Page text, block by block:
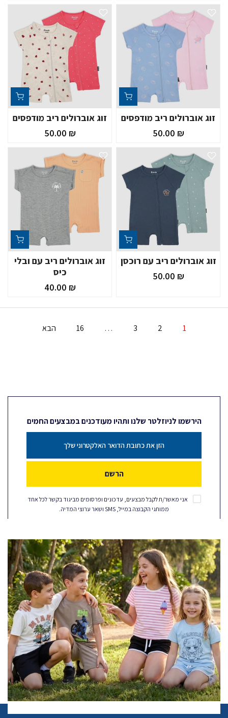
זוג אוברולים ריב מודפסים
₪ 50.00
זוג אוברולים ריב מודפסים
₪ 50.00
זוג אוברולים ריב עם רוכסן
₪ 50.00
זוג אוברולים ריב עם ובלי
כיס
₪ 40.00
1
2
3
…
16 הבא
הירשמו לניוזלטר שלנו ותהיו מעודכנים במבצעים החמים
הרשם
אני מאשר/ת לקבל מבצעים, עדכונים ופרסומים מביגוד בקשר לכל אחד
ממותגי הקבוצה במייל, SMS ושאר ערוצי המדיה.